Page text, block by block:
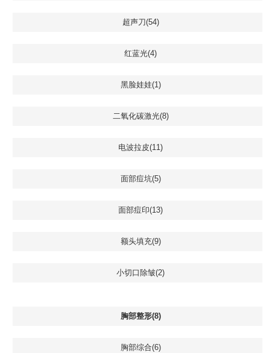
超声刀(54)
红蓝光(4)
黑脸娃娃(1)
二氧化碳激光(8)
电波拉皮(11)
面部痘坑(5)
面部痘印(13)
额头填充(9)
小切口除皱(2)
胸部整形(8)
胸部综合(6)